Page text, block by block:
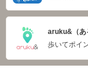
aruku&（あ
歩いてポイ